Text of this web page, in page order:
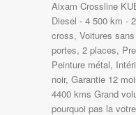
Aixam Crossline
Diesel - 4 500 km -
cross, Voitures
portes, 2 places,
Peinture métal,
noir, Garantie 12
4400 kms Grand
pourquoi pas la